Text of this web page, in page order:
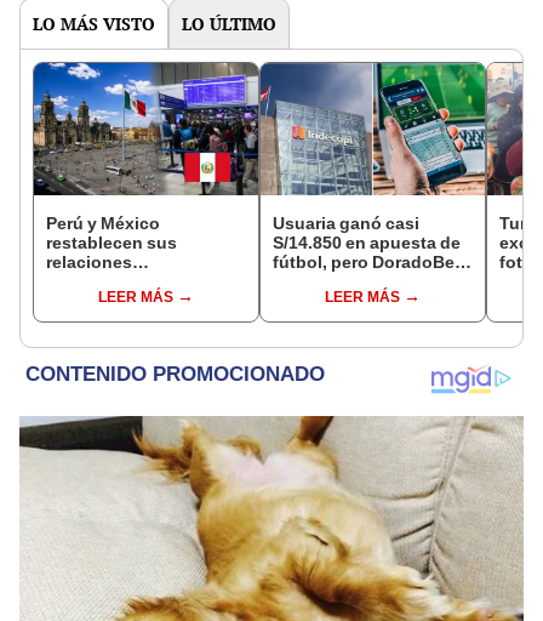
LO MÁS VISTO LO ÚLTIMO
Perú y México
restablecen sus
relaciones
anulan los visados?
LEER MÁS
Usuaria ganó casi
S/14.850 en apuesta de
fútbol, pero DoradoBet
Indecopi multó a la
empresa con más de S/
LEER MÁS